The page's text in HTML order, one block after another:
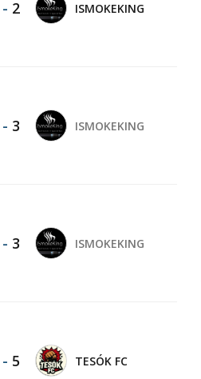
- 2 ISMOKEKING
3 ISMOKEKING
3 ISMOKEKING
- 5 TESÓK FC